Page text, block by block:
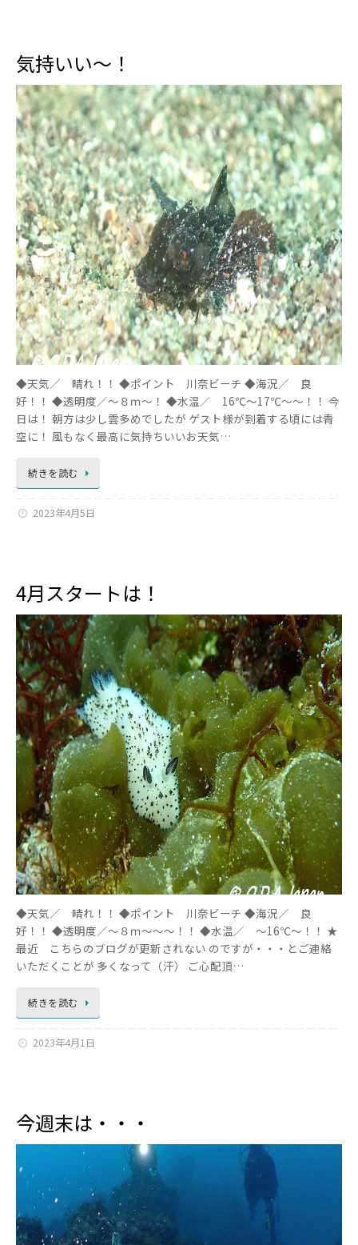
気持いい～！
◆天気／ 晴れ！！ ◆ポイント 川奈ビーチ ◆海況／ 良
好！！ ◆透明度／～８ｍ～！ ◆水温／ 16℃～17℃～～！！ 今
日は！ 朝方は少し雲多めでしたが ゲスト様が到着する頃には青
空に！ 風もなく最高に気持ちいいお天気…
続きを読む
2023年4月5日
4月スタートは！
◆天気／ 晴れ！！ ◆ポイント 川奈ビーチ ◆海況／ 良
好！！ ◆透明度／～８ｍ～～～！！ ◆水温／ ～16℃～！！ ★
最近 こちらのブログが更新されない のですが・・・とご連絡
いただくことが 多くなって（汗） ご心配頂…
続きを読む
2023年4月1日
今週末は・・・